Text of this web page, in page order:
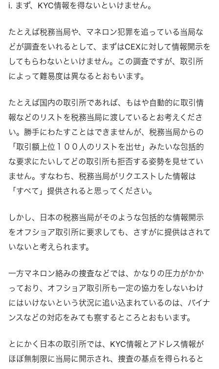
i. まず、KYC情報を得ないといけません。
たとえば税務当局や、マネロン犯罪を追っている当局な
どが調査をいれるとして、まずはCEXに対して情報開示を
してもらわないといけません。この調査ですが、取引所
によって難易度は異なるとおもいます。
たとえば国内の取引所であれば、もはや自動的に取引情
報などのリストを税務当局に渡しているとお考えくださ
い。勝手にわたすことはできませんが、税務当局からの
「取引額上位１００人のリストを出せ」みたいな包括的
な要求にたいしてどの取引所も拒否する姿勢を見せてい
ません。すなわち、税務当局がリクエストした情報は
「すべて」提供されると思ってください。
しかし、日本の税務当局がそのような包括的な情報開示
をオフショア取引所に要求しても、さすがに提供はされて
いないと考えられます。
一方マネロン絡みの捜査などでは、かなりの圧力がかか
っており、オフショア取引所も一定の協力をしないわけ
にはいけないという状況に追い込まれているのは、バイナ
ンスなどの対応をみても察するところとおもいます。
とにかく日本の取引所では、KYC情報とアドレス情報が
ほぼ無制限に当局に開示され、捜査の基点を得られると